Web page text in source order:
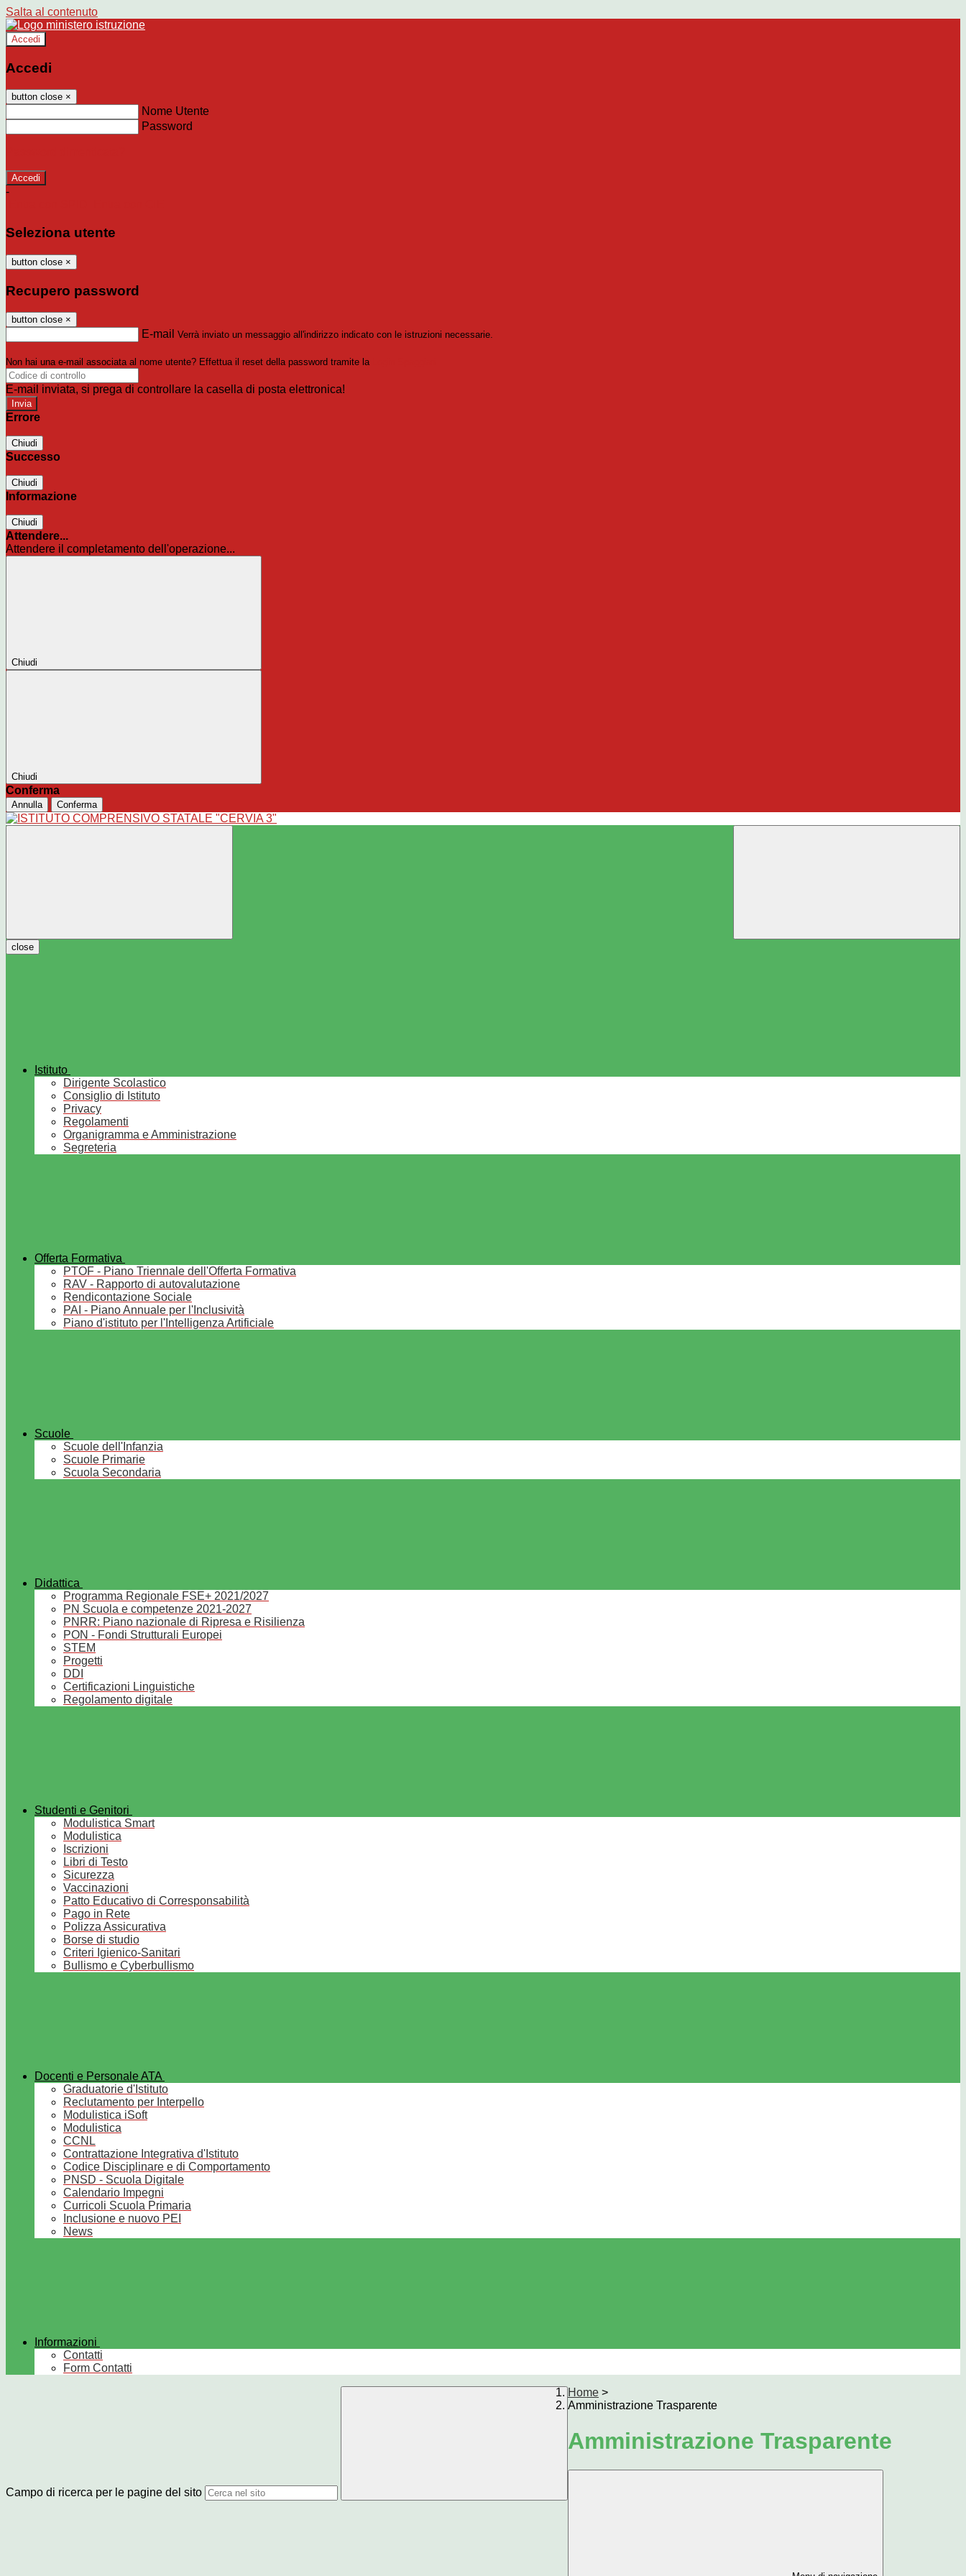
Salta al contenuto
Accedi
Accedi
button close ×
Nome Utente
Password
-
Seleziona utente
button close ×
Recupero password
button close ×
E-mail Verrà inviato un messaggio all'indirizzo indicato con le istruzioni necessarie.
Non hai una e-mail associata al nome utente? Effettua il reset della password tramite la
E-mail inviata, si prega di controllare la casella di posta elettronica!
Errore
Chiudi
Successo
Chiudi
Informazione
Chiudi
Attendere...
Attendere il completamento dell'operazione...
Chiudi
Chiudi
Conferma
Annulla Conferma
close
Istituto
Dirigente Scolastico
Consiglio di Istituto
Privacy
Regolamenti
Organigramma e Amministrazione
Segreteria
Offerta Formativa
PTOF - Piano Triennale dell'Offerta Formativa
RAV - Rapporto di autovalutazione
Rendicontazione Sociale
PAI - Piano Annuale per l'Inclusività
Piano d'istituto per l'Intelligenza Artificiale
Scuole
Scuole dell'Infanzia
Scuole Primarie
Scuola Secondaria
Didattica
Programma Regionale FSE+ 2021/2027
PN Scuola e competenze 2021-2027
PNRR: Piano nazionale di Ripresa e Risilienza
PON - Fondi Strutturali Europei
STEM
Progetti
DDI
Certificazioni Linguistiche
Regolamento digitale
Studenti e Genitori
Modulistica Smart
Modulistica
Iscrizioni
Libri di Testo
Sicurezza
Vaccinazioni
Patto Educativo di Corresponsabilità
Pago in Rete
Polizza Assicurativa
Borse di studio
Criteri Igienico-Sanitari
Bullismo e Cyberbullismo
Docenti e Personale ATA
Graduatorie d'Istituto
Reclutamento per Interpello
Modulistica iSoft
Modulistica
CCNL
Contrattazione Integrativa d'Istituto
Codice Disciplinare e di Comportamento
PNSD - Scuola Digitale
Calendario Impegni
Curricoli Scuola Primaria
Inclusione e nuovo PEI
News
Informazioni
Contatti
Form Contatti
Campo di ricerca per le pagine del sito
Home >
Amministrazione Trasparente
Amministrazione Trasparente